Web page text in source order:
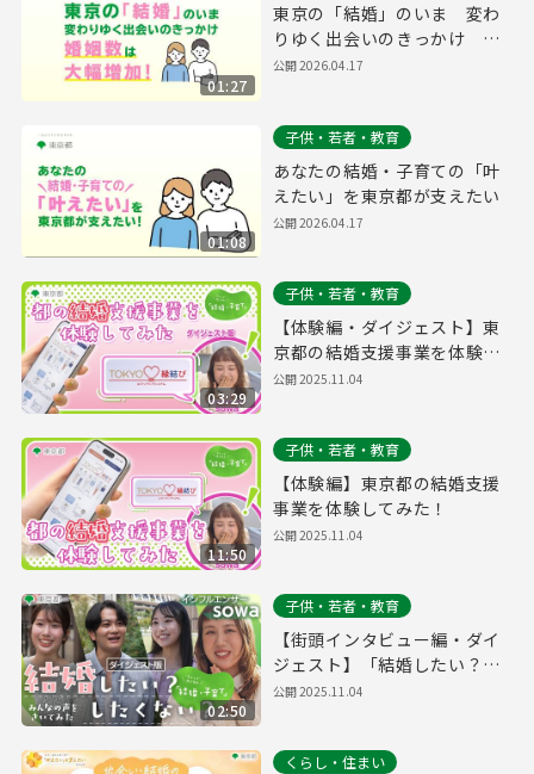
01:27
東京の「結婚」のいま 変わ
りゆく出会いのきっかけ 婚
姻数は大幅増加！
公開2026.04.17
01:08
子供・若者・教育
あなたの結婚・子育ての「叶
えたい」を東京都が支えたい
公開2026.04.17
03:29
子供・若者・教育
【体験編・ダイジェスト】東
京都の結婚支援事業を体験し
てみた！
公開2025.11.04
11:50
子供・若者・教育
【体験編】東京都の結婚支援
事業を体験してみた！
公開2025.11.04
02:50
子供・若者・教育
【街頭インタビュー編・ダイ
ジェスト】「結婚したい？し
たくない？」みんなの声をき
公開2025.11.04
くらし・住まい